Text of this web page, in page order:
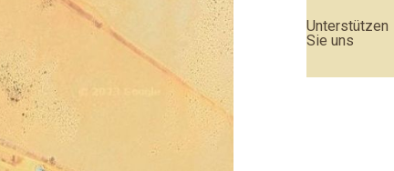
Unterstützen
Sie uns